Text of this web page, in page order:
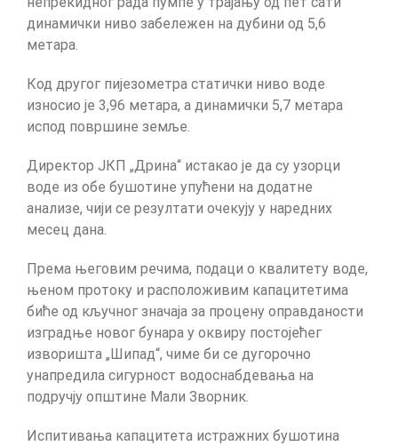
динамички ниво забележен на дубини од 5,6
метара.
Код другог пијезометра статички ниво воде
износио је 3,96 метара, а динамички 5,7 метара
испод површине земље.
Директор ЈКП „Дрина“ истакао је да су узорци
воде из обе бушотине упућени на додатне
анализе, чији се резултати очекују у наредних
месец дана.
Према његовим речима, подаци о квалитету воде,
њеном протоку и расположивим капацитетима
биће од кључног значаја за процену оправданости
изградње новог бунара у оквиру постојећег
изворишта „Шипад“, чиме би се дугорочно
унапредила сигурност водоснабдевања на
подручју општине Мали Зворник.
Испитивања капацитета истражних бушотина